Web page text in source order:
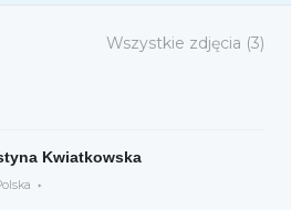
Wszystkie zdjęcia (3)
Kwiatkowska